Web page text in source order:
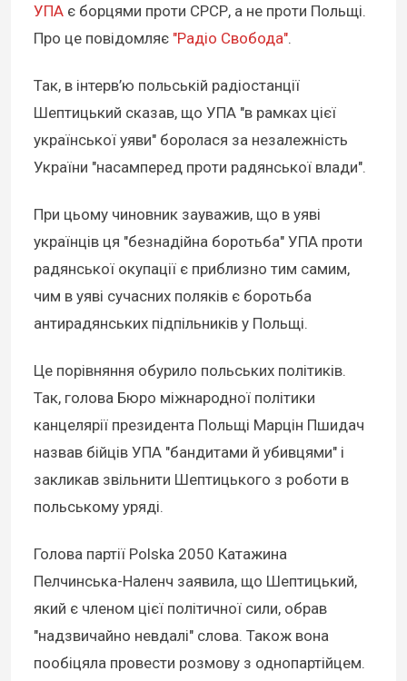
УПА є борцями проти СРСР, а не проти Польщі.
Про це повідомляє "Радіо Свобода".
Так, в інтерв’ю польській радіостанції
Шептицький сказав, що УПА "в рамках цієї
української уяви" боролася за незалежність
України "насамперед проти радянської влади".
При цьому чиновник зауважив, що в уяві
українців ця "безнадійна боротьба" УПА проти
радянської окупації є приблизно тим самим,
чим в уяві сучасних поляків є боротьба
антирадянських підпільників у Польщі.
Це порівняння обурило польських політиків.
Так, голова Бюро міжнародної політики
канцелярії президента Польщі Марцін Пшидач
назвав бійців УПА "бандитами й убивцями" і
закликав звільнити Шептицького з роботи в
польському уряді.
Голова партії Polska 2050 Катажина
Пелчинська-Наленч заявила, що Шептицький,
який є членом цієї політичної сили, обрав
"надзвичайно невдалі" слова. Також вона
пообіцяла провести розмову з однопартійцем.